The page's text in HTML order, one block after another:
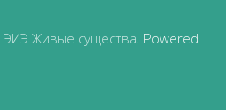
ЭИЭ Живые существа . Powered